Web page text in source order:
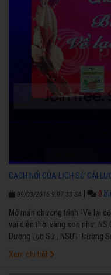
GẠCH NỐI CỦA LỊCH SỬ CẢI
09/03/2016 9:07:33 SA 0
Mở mản chương trình "Về lại
vai diễn thời vàng son như: NS
Dương Lục Sứ , NSƯT Trường
Diệm, NS Thanh Thế - Thần
Đào Tam Xuân, NS Thanh Loan
Xem chi tiết